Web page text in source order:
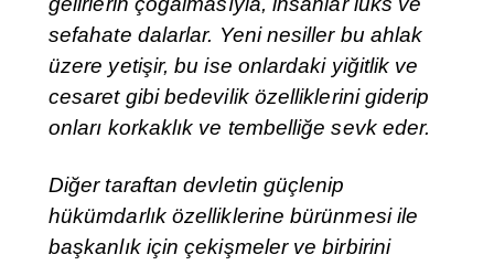
sefahate dalarlar. Yeni nesiller bu ahlak
üzere yetişir, bu ise onlardaki yiğitlik ve
cesaret gibi bedevilik özelliklerini giderip
onları korkaklık ve tembelliğe sevk eder.
Diğer taraftan devletin güçlenip
hükümdarlık özelliklerine bürünmesi ile
başkanlık için çekişmeler ve birbirini